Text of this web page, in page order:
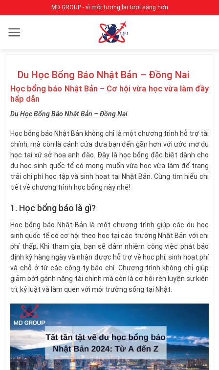
qua
nội
MD GROUP - vì một tương lai tươi sáng hơn
Du Học Bổng Báo Nhật Bản – Đồng Nai
Học bổng báo Nhật Bản – Cơ hội vừa học vừa làm đầy
hấp dẫn
Du Học Bổng Báo Nhật Bản – Đồng Nai
Học bổng báo Nhật Bản không chỉ là một chương trình hỗ trợ tài
chính, mà còn là cánh cửa đưa bạn đến gần hơn với ước mơ du
học tại xứ sở hoa anh đào. Đây là học bổng đặc biệt dành cho
du học sinh quốc tế có mong muốn vừa học vừa làm để trang
trải chi phí học tập và sinh hoạt tại Nhật Bản. Cùng tìm hiểu chi
tiết về chương trình học bổng này nhé!
1. Học bổng báo là gì?
Học bổng báo Nhật Bản là một chương trình giúp các du học
sinh quốc tế có cơ hội theo học tại các trường Nhật Bản với chi
phí thấp. Khi tham gia, bạn sẽ đảm nhiệm công việc phát báo
định kỳ hàng ngày và nhận được hỗ trợ về học phí, sinh hoạt phí
và chỗ ở từ các công ty báo chí. Chương trình không chỉ giúp
giảm bớt gánh nặng tài chính mà còn là cơ hội rèn luyện sự kiên
trì, kỷ luật và làm quen với môi trường sống tại Nhật.